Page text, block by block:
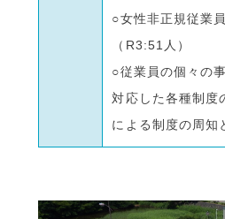
○女性非正規従業
（R3:51人）
○従業員の個々の
対応した各種制度
による制度の周知